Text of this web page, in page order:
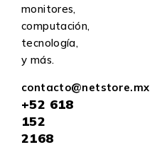
monitores,
computación,
tecnología,
y más.
contacto@netstore.mx
+52 618
152
2168